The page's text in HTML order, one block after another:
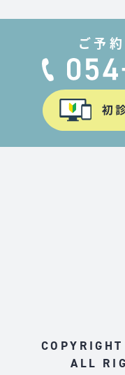
ご予
ALL